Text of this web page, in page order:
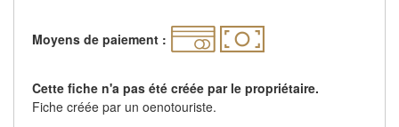
Moyens de paiement :
Cette fiche n'a pas été créée par le propriétaire.
Fiche créée par un oenotouriste.